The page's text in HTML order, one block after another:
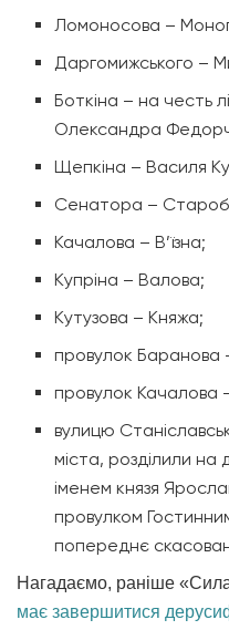
Ломоносова –
Даргомижського –
Боткіна – на честь
Олександра
Щепкіна – Василя
Сенатора –
Качалова – В’їзна;
Купріна – Валова;
Кутузова – Княжа;
провулок Баранова
провулок Качалова –
вулицю
міста, розділили на
іменем князя
провулком
попереднє
Нагадаємо, раніше
має завершитися